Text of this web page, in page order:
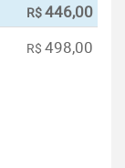
R$446,00
R$ 498,00